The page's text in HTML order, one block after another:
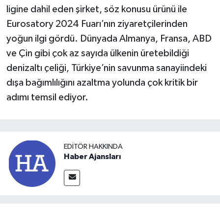
ligine dahil eden şirket, söz konusu ürünü ile
Eurosatory 2024 Fuarı’nın ziyaretçilerinden
yoğun ilgi gördü. Dünyada Almanya, Fransa, ABD
ve Çin gibi çok az sayıda ülkenin üretebildiği
denizaltı çeliği, Türkiye’nin savunma sanayiindeki
dışa bağımlılığını azaltma yolunda çok kritik bir
adımı temsil ediyor.
EDITÖR HAKKINDA
Haber Ajansları